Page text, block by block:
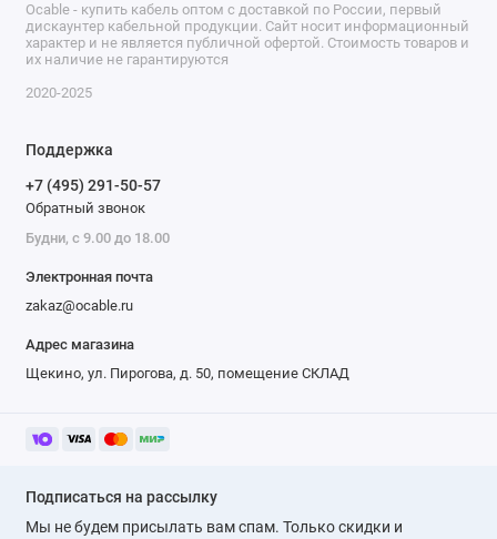
Ocable - купить кабель оптом с доставкой по России, первый
дискаунтер кабельной продукции. Сайт носит информационный
характер и не является публичной офертой. Стоимость товаров и
их наличие не гарантируются
2020-2025
Поддержка
+7 (495) 291-50-57
Обратный звонок
Будни, с 9.00 до 18.00
Электронная почта
zakaz@ocable.ru
Адрес магазина
Щекино, ул. Пирогова, д. 50, помещение СКЛАД
Подписаться на рассылку
Мы не будем присылать вам спам. Только скидки и